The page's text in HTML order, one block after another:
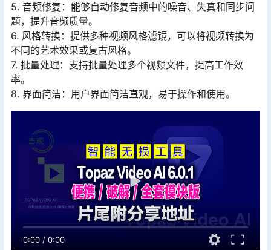
5. 音频修复：能够自动修复音频中的噪音、失真和同步问
题，提升音频质量。
6. 风格转换：提供多种视频风格滤镜，可以将视频转换为
不同的艺术效果或复古风格。
7. 批量处理：支持批量处理多个视频文件，提高工作效
率。
8. 界面简洁：用户界面简洁直观，易于操作和使用。
0:00 / 0:00